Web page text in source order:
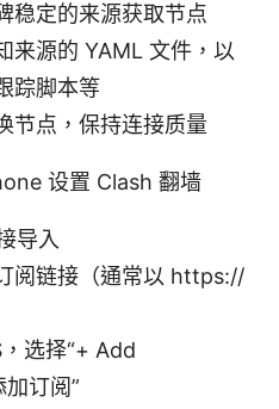
稳定的来源获取节点
来源的 YAML 文件，以
踪脚本等
节点，保持连接质量
设置 Clash 翻墙
导入
阅链接（通常以 https://
选择“+ Add
订阅”